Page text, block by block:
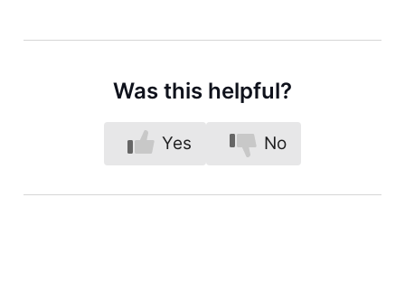
Was this helpful?
Yes No